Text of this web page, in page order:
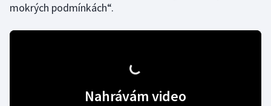
mokrých podmínkách“.
Nahrávám video